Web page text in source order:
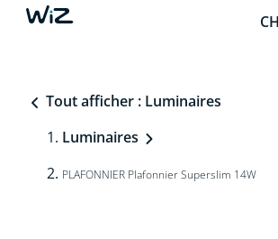
Tout afficher : Luminaires
Luminaires
PLAFONNIER Plafonnier Superslim 14W